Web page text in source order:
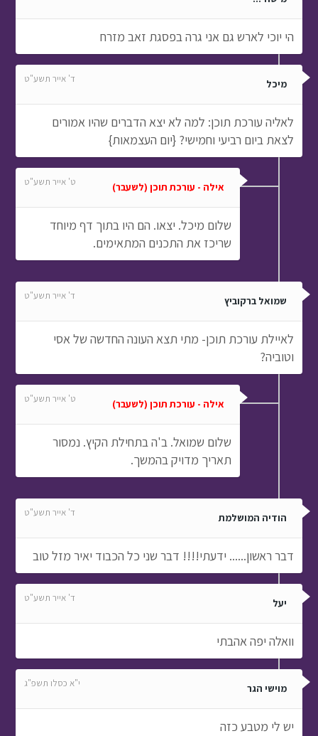
הי יוכי לארש גם אני גרה בפסגת זאב מזרח
מיכל ד' אייר תשע"ט
לאליה עורכת תוכן: למה לא יצא הדברים שהיו אמורים
לצאת ביום רביעי וחמישי? {יום העצמאות}
אילה - עורכת תוכן (לשעבר) ט' אייר תשע"ט
שלום מיכל. יצאו. הם היו בתוך דף מיוחד
שריכז את התכנים המתאימים.
שמואל ברקוביץ ד' אייר תשע"ט
לאיילת עורכת תוכן- מתי תצא העונה החדשה של אסי
וטוביה?
אילה - עורכת תוכן (לשעבר) ט' אייר תשע"ט
שלום שמואל. ב'ה בתחילת הקיץ. נמסור
תאריך מדויק בהמשך.
הודיה המושלמת ד' אייר תשע"ט
דבר ראשון...... ידעתי!!!! דבר שני כל הכבוד יאיר מזל טוב
יעל ד' אייר תשע"ט
וואלה יפה אהבתי
מוישי הגר י"א כסלו תשפ"ג
יש לי מטבע כזה